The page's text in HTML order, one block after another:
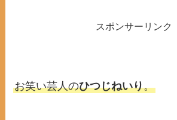
スポンサーリンク
お笑い芸人のひつじねいり。